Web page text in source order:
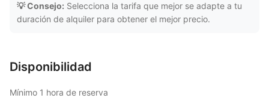
💡 Consejo: Selecciona la tarifa que mejor se adapte a tu
duración de alquiler para obtener el mejor precio.
Disponibilidad
Mínimo 1 hora de reserva